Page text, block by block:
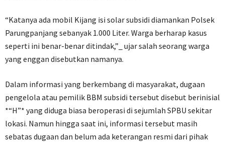
“Katanya ada mobil Kijang isi solar subsidi diamankan Polsek
Parungpanjang sebanyak 1.000 Liter. Warga berharap kasus
seperti ini benar-benar ditindak,”_ ujar salah seorang warga
yang enggan disebutkan namanya.
Dalam informasi yang berkembang di masyarakat, dugaan
pengelola atau pemilik BBM subsidi tersebut disebut berinisial
*“H”* yang diduga biasa beroperasi di sejumlah SPBU sekitar
lokasi. Namun hingga saat ini, informasi tersebut masih
sebatas dugaan dan belum ada keterangan resmi dari pihak